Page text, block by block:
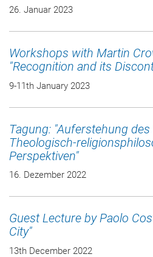
26. Januar 2023
Workshops with Martin
"Recognition and its
9-11th January 2023
Tagung: "Auferstehung des
Theologisch-
Perspektiven"
16. Dezember 2022
Guest Lecture by Paolo
City"
13th December 2022